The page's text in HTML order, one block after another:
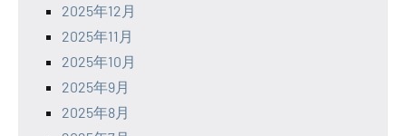
2025年12月
2025年11月
2025年10月
2025年9月
2025年8月